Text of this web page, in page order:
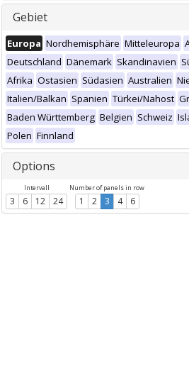
Gebiet
Europa Nordhemisphäre Mitteleuropa
Deutschland Dänemark Skandinavien
Afrika Ostasien Südasien Australien
Italien/Balkan Spanien Türkei/Nahost
Baden Württemberg Belgien Schweiz
Polen Finnland
Options
Intervall
3 6 12 24
Number of panels in row
1 2 3 4 6